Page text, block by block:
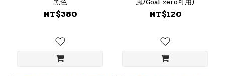
黑色
NT$380
風/Goal zero可用)
NT$120